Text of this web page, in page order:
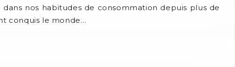
nos habitudes de consommation depuis plus de
conquis le monde…